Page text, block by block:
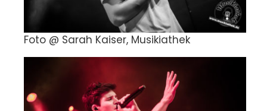
Foto @ Sarah Kaiser, Musikiathek